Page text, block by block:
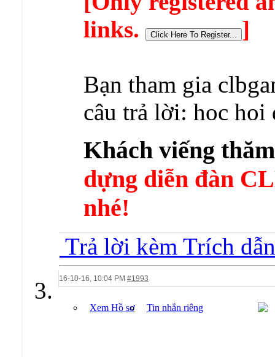
links.
]
Bạn tham gia
câu trả lời: hoc hoi
Khách viếng
dựng diễn đàn
nhé!
Trả lời kèm Trích dẫn
16-10-16, 10:04 PM #1993
Xem Hồ sơ Tin nhắn riêng